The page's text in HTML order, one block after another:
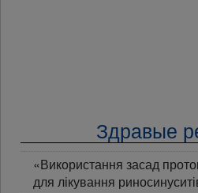
Здравые
«Використання засад
для лікування